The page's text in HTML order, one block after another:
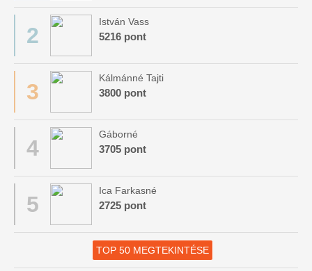
2
István Vass
5216 pont
3
Kálmánné Tajti
3800 pont
4
Gáborné
3705 pont
5
Ica Farkasné
2725 pont
TOP 50 MEGTEKINTÉSE